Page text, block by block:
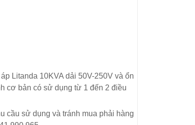
Litanda 10KVA dải 50V-250V và ổn
cơ bản có sử dụng từ 1 đến 2 điều
cầu sử dụng và tránh mua phải hàng